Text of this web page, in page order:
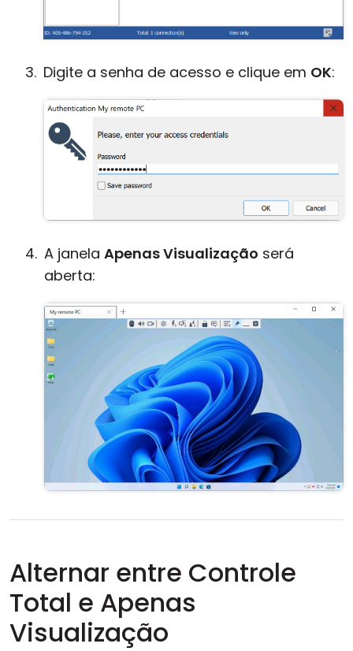
Digite a senha de acesso e clique em OK:
A janela Apenas Visualização será
aberta:
Alternar entre Controle
Total e Apenas
Visualização